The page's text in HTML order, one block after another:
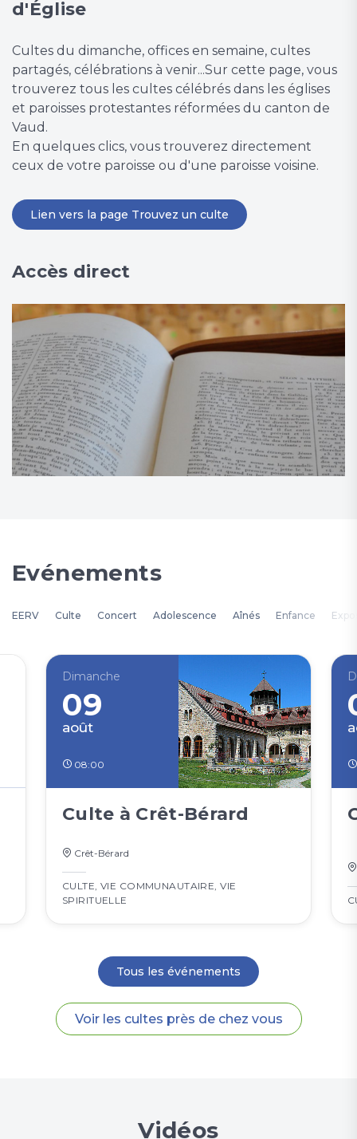
d'Église
Cultes du dimanche, offices en semaine, cultes
partagés, célébrations à venir...Sur cette page, vous
trouverez tous les cultes célébrés dans les églises
et paroisses protestantes réformées du canton de
Vaud.
En quelques clics, vous trouverez directement
ceux de votre paroisse ou d'une paroisse voisine.
Lien vers la page Trouvez un culte
Accès direct
Evénements
EERV Culte Concert Adolescence Aînés Enfance
Dimanche
09
août
08:00
Culte à Crêt-Bérard
Crêt-Bérard
CULTE ,VIE COMMUNAUTAIRE ,VIE
SPIRITUELLE
Tous les événements
Voir les cultes près de chez vous
Vidéos